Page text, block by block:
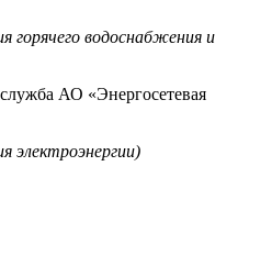
горячего водоснабжения и
АО «Энергосетевая
электроэнергии)